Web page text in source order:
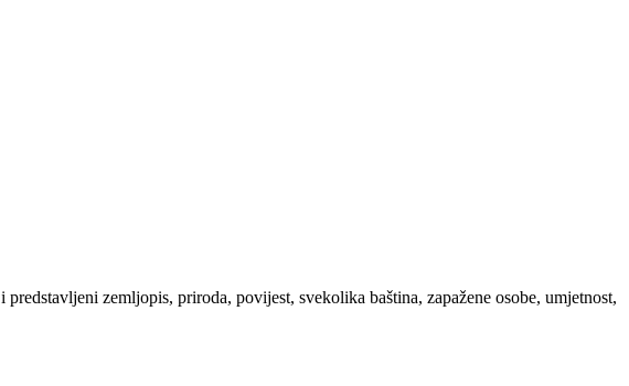
zemljopis, priroda, povijest, svekolika baština, zapažene osobe, umjetnost,